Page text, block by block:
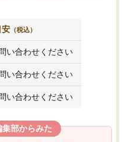
安 （税込）
い合わせください
い合わせください
い合わせください
部からみた